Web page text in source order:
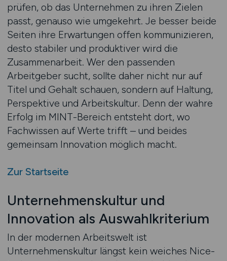
prüfen, ob das Unternehmen zu ihren Zielen
passt, genauso wie umgekehrt. Je besser beide
Seiten ihre Erwartungen offen kommunizieren,
desto stabiler und produktiver wird die
Zusammenarbeit. Wer den passenden
Arbeitgeber sucht, sollte daher nicht nur auf
Titel und Gehalt schauen, sondern auf Haltung,
Perspektive und Arbeitskultur. Denn der wahre
Erfolg im MINT-Bereich entsteht dort, wo
Fachwissen auf Werte trifft – und beides
gemeinsam Innovation möglich macht.
Zur Startseite
Unternehmenskultur und
Innovation als Auswahlkriterium
In der modernen Arbeitswelt ist
Unternehmenskultur längst kein weiches Nice-